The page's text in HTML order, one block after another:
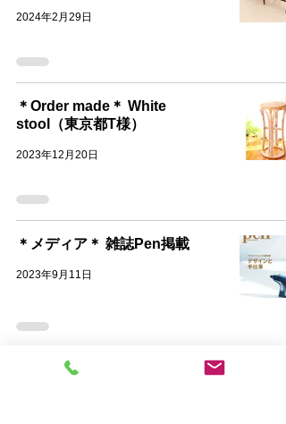
2024年2月29日
＊Order made＊ White
stool（東京都T様）
2023年12月20日
＊メディア＊ 雑誌Pen掲載
2023年9月11日
＊オーダーメイド＊ 柱の籐巻き